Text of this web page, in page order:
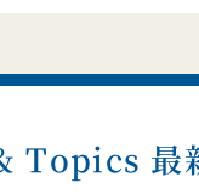
Topics 最